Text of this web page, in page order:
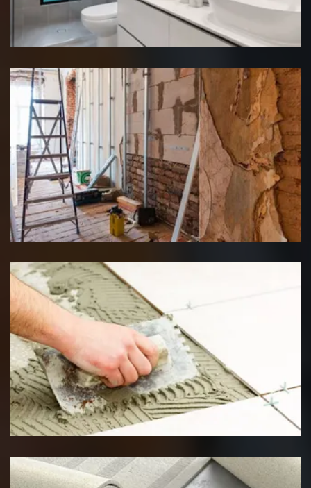
Rénovation salle de bain
Rénovation interieure
Pose de carrelage